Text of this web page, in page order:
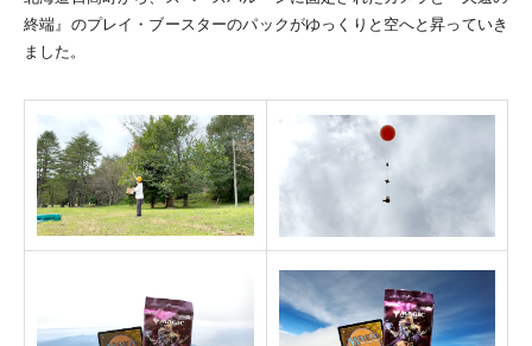
終端』のプレイ・ブースターのパックがゆっくりと空へと昇っていき
ました。